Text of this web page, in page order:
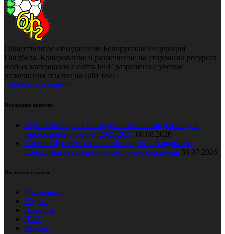
Общественное объединение Белорусская Федерация
Гандбола. Копирование и размещение на сторонних ресурсах
любых материалов с сайта БФГ разрешено с учетом
размещения ссылки на сайт БФГ.
Сообщить о допинге
Последние новости
Мужская сборная Беларуси начинает подготовку к
гандбольному сезону 2026/2027 08.08.2026
Хассан Мустафа тепло поблагодарил Владимира
Коноплёва за поздравление с днем рождения 30.07.2026
Полезные ссылки
Федерация
Медиа
Новости
ДЮГ
Школы